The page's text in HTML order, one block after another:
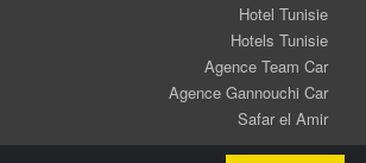
Hotel Tunisie
Hotels Tunisie
Agence Team Car
Agence Gannouchi Car
Safar el Amir